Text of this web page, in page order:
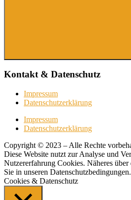
Kontakt & Datenschutz
Impressum
Datenschutzerklärung
Impressum
Datenschutzerklärung
Copyright © 2023 – Alle Rechte
Diese Website nutzt zur Analyse und
Nutzererfahrung Cookies. Näheres
Sie in unseren Datenschutzbedingungen.
Cookies & Datenschutz